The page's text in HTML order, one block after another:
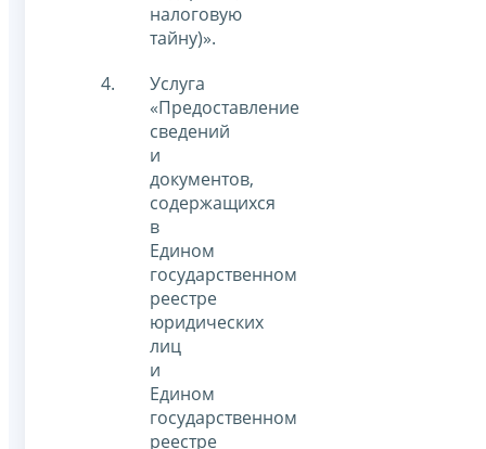
налоговую
тайну)».
Услуга
«Предоставление
сведений
и
документов,
содержащихся
в
Едином
государственном
реестре
юридических
лиц
и
Едином
государственном
реестре